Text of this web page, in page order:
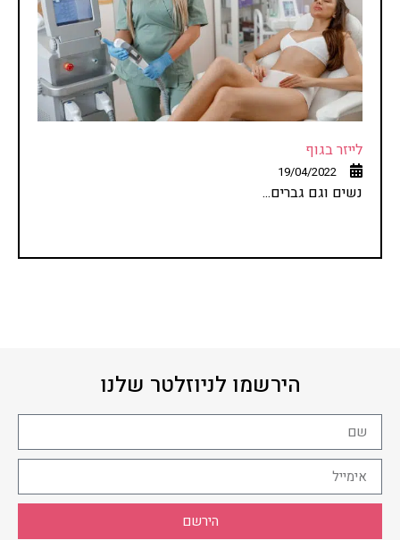
לייזר בגוף
19/04/2022
נשים וגם גברים...
הירשמו לניוזלטר שלנו
הירשם